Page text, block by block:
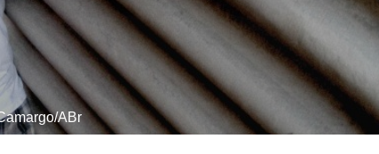
ABr